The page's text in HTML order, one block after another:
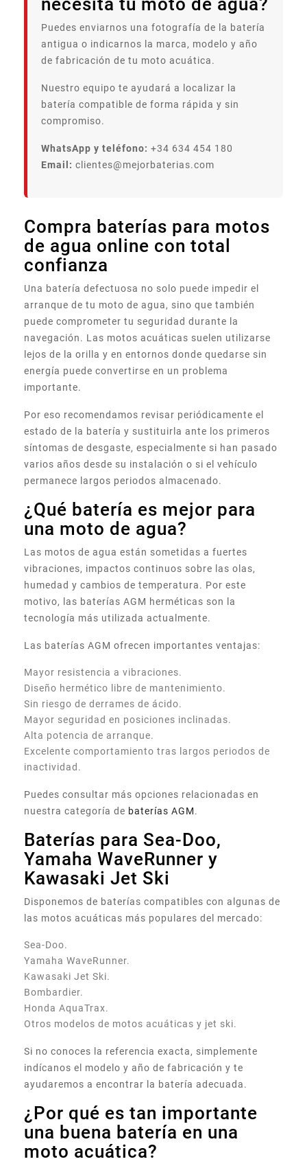
Puedes enviarnos una fotografía de la batería
antigua o indicarnos la marca, modelo y año
de fabricación de tu moto acuática.
Nuestro equipo te ayudará a localizar la
batería compatible de forma rápida y sin
compromiso.
WhatsApp y teléfono: +34 634 454 180
Email: clientes@mejorbaterias.com
Compra baterías para motos
de agua online con total
confianza
Una batería defectuosa no solo puede impedir el
arranque de tu moto de agua, sino que también
puede comprometer tu seguridad durante la
navegación. Las motos acuáticas suelen utilizarse
lejos de la orilla y en entornos donde quedarse sin
energía puede convertirse en un problema
importante.
Por eso recomendamos revisar periódicamente el
estado de la batería y sustituirla ante los primeros
síntomas de desgaste, especialmente si han pasado
varios años desde su instalación o si el vehículo
permanece largos periodos almacenado.
¿Qué batería es mejor para
una moto de agua?
Las motos de agua están sometidas a fuertes
vibraciones, impactos continuos sobre las olas,
humedad y cambios de temperatura. Por este
motivo, las baterías AGM herméticas son la
tecnología más utilizada actualmente.
Las baterías AGM ofrecen importantes ventajas:
Mayor resistencia a vibraciones.
Diseño hermético libre de mantenimiento.
Sin riesgo de derrames de ácido.
Mayor seguridad en posiciones inclinadas.
Alta potencia de arranque.
Excelente comportamiento tras largos periodos de
inactividad.
Puedes consultar más opciones relacionadas en
nuestra categoría de baterías AGM.
Baterías para Sea-Doo,
Yamaha WaveRunner y
Kawasaki Jet Ski
Disponemos de baterías compatibles con algunas de
las motos acuáticas más populares del mercado:
Sea-Doo.
Yamaha WaveRunner.
Kawasaki Jet Ski.
Bombardier.
Honda AquaTrax.
Otros modelos de motos acuáticas y jet ski.
Si no conoces la referencia exacta, simplemente
indícanos el modelo y año de fabricación y te
ayudaremos a encontrar la batería adecuada.
¿Por qué es tan importante
una buena batería en una
moto acuática?